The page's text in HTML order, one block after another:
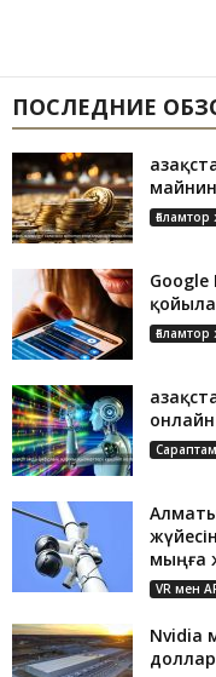
ПОСЛЕДНИЕ
Google
мыңға
VR мен
Nvidia